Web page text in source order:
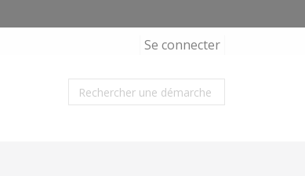
Se connecter